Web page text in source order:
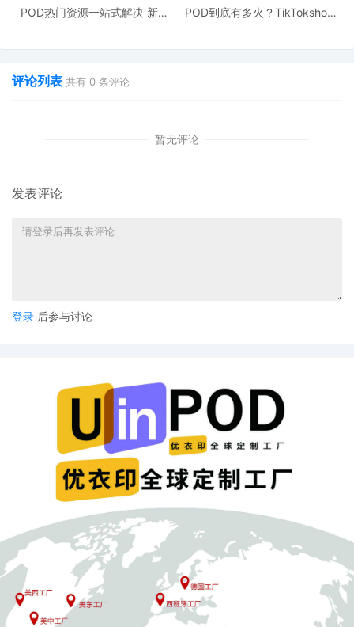
也为跨境电商行业的发展提供了新的思路和借鉴。
POD热门资源一站式解决 新手
POD到底有多火？TikTokshop
评论列表 共有 0 条评论
暂无评论
发表评论
登录 后参与讨论